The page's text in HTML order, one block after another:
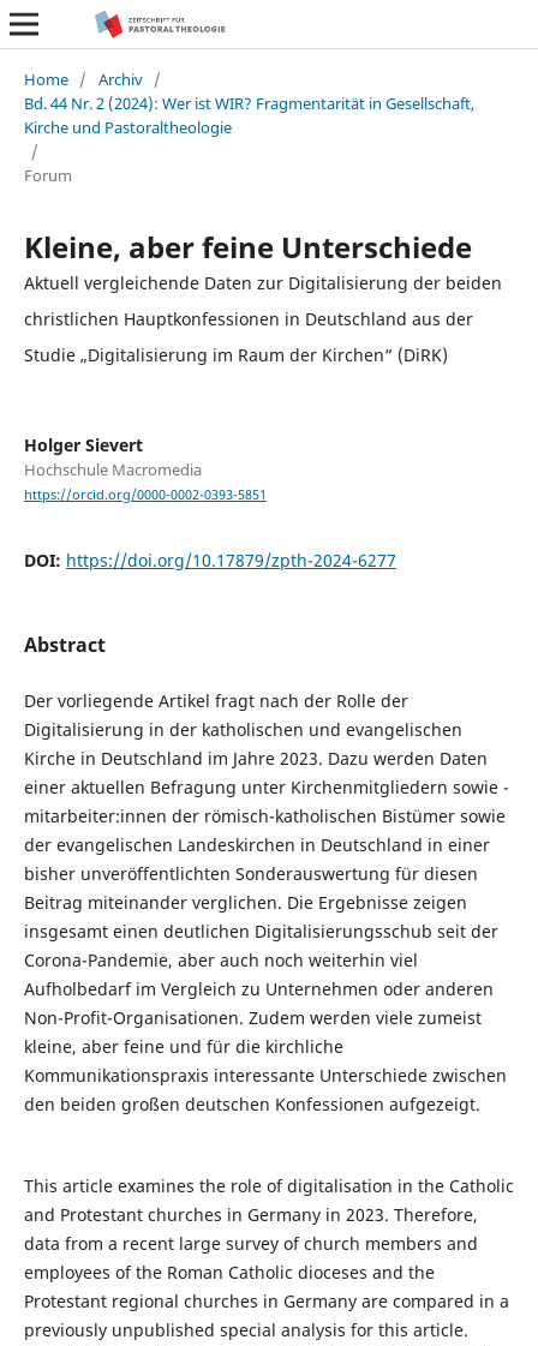
Home / Archiv /
Bd. 44 Nr. 2 (2024): Wer ist WIR? Fragmentarität in Gesellschaft,
Kirche und Pastoraltheologie
/
Forum
Kleine, aber feine Unterschiede
Aktuell vergleichende Daten zur Digitalisierung der beiden
christlichen Hauptkonfessionen in Deutschland aus der
Studie „Digitalisierung im Raum der Kirchen“ (DiRK)
Holger Sievert
Hochschule Macromedia
https://orcid.org/0000-0002-0393-5851
DOI: https://doi.org/10.17879/zpth-2024-6277
Abstract
Der vorliegende Artikel fragt nach der Rolle der
Digitalisierung in der katholischen und evangelischen
Kirche in Deutschland im Jahre 2023. Dazu werden Daten
einer aktuellen Befragung unter Kirchenmitgliedern sowie -
mitarbeiter:innen der römisch-katholischen Bistümer sowie
der evangelischen Landeskirchen in Deutschland in einer
bisher unveröffentlichten Sonderauswertung für diesen
Beitrag miteinander verglichen. Die Ergebnisse zeigen
insgesamt einen deutlichen Digitalisierungsschub seit der
Corona-Pandemie, aber auch noch weiterhin viel
Aufholbedarf im Vergleich zu Unternehmen oder anderen
Non-Profit-Organisationen. Zudem werden viele zumeist
kleine, aber feine und für die kirchliche
Kommunikationspraxis interessante Unterschiede zwischen
den beiden großen deutschen Konfessionen aufgezeigt.
This article examines the role of digitalisation in the Catholic
and Protestant churches in Germany in 2023. Therefore,
data from a recent large survey of church members and
employees of the Roman Catholic dioceses and the
Protestant regional churches in Germany are compared in a
previously unpublished special analysis for this article.